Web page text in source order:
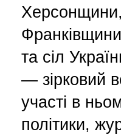
Херсонщини,
та сіл
— зірковий
участі в
політики,